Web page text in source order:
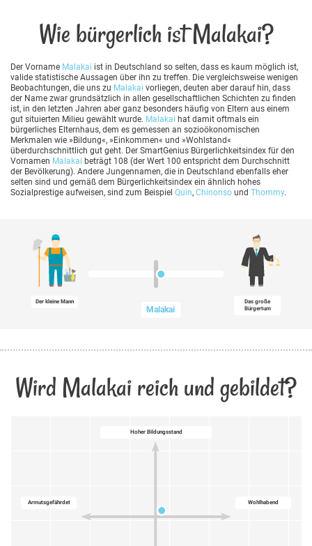
Wie bürgerlich ist Malakai?
Der Vorname Malakai ist in Deutschland so selten, dass es kaum möglich ist,
valide statistische Aussagen über ihn zu treffen. Die vergleichsweise wenigen
Beobachtungen, die uns zu Malakai vorliegen, deuten aber darauf hin, dass
der Name zwar grundsätzlich in allen gesellschaftlichen Schichten zu finden
ist, in den letzten Jahren aber ganz besonders häufig von Eltern aus einem
gut situierten Milieu gewählt wurde. Malakai hat damit oftmals ein
bürgerliches Elternhaus, dem es gemessen an sozioökonomischen
Merkmalen wie »Bildung«, »Einkommen« und »Wohlstand«
überdurchschnittlich gut geht. Der SmartGenius Bürgerlichkeitsindex für den
Vornamen Malakai beträgt 108 (der Wert 100 entspricht dem Durchschnitt
der Bevölkerung). Andere Jungennamen, die in Deutschland ebenfalls eher
selten sind und gemäß dem Bürgerlichkeitsindex ein ähnlich hohes
Sozialprestige aufweisen, sind zum Beispiel Quin, Chinonso und Thommy.
Der kleine Mann
Malakai
Das große
Bürgertum
Wird Malakai reich und gebildet?
Hoher Bildungsstand
Wohlhabend
Armutsgefährdet